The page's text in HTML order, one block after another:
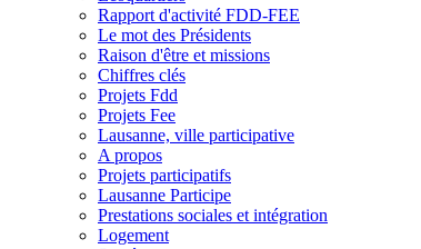
Rapport d'activité FDD-FEE
Le mot des Présidents
Raison d'être et missions
Chiffres clés
Projets Fdd
Projets Fee
Lausanne, ville participative
A propos
Projets participatifs
Lausanne Participe
Prestations sociales et intégration
Logement